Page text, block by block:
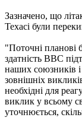
Зазначено, що
Техасі були
"Поточні планові
здатність ВВС
наших союзників і
зовнішніх
необхідні для
виклик у всьому
уточнюється,